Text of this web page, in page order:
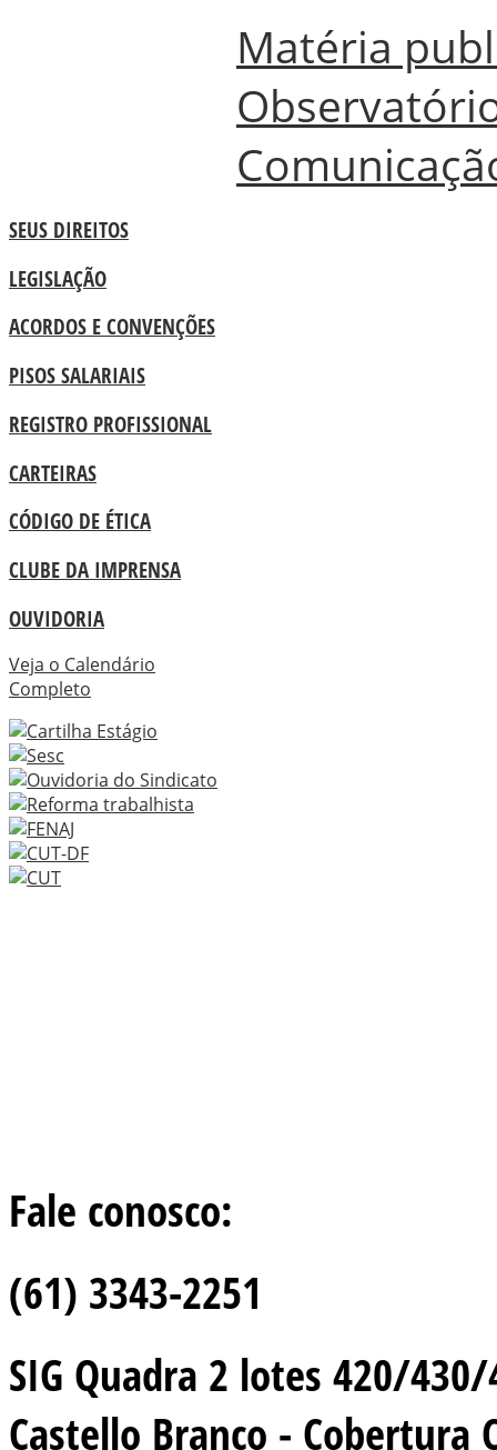
Matéria
SEUS DIREITOS
LEGISLAÇÃO
ACORDOS E CONVENÇÕES
PISOS SALARIAIS
REGISTRO PROFISSIONAL
CARTEIRAS
CÓDIGO DE ÉTICA
CLUBE DA IMPRENSA
OUVIDORIA
Veja o Calendário
Completo
Fale conosco:
(61) 3343-2251
SIG Quadra 2 lotes 420/
Castello Branco - Cobertura